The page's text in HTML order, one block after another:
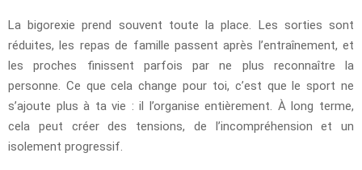
La bigorexie prend souvent toute la place. Les sorties sont
réduites, les repas de famille passent après l’entraînement, et
les proches finissent parfois par ne plus reconnaître la
personne. Ce que cela change pour toi, c’est que le sport ne
s’ajoute plus à ta vie : il l’organise entièrement. À long terme,
cela peut créer des tensions, de l’incompréhension et un
isolement progressif.